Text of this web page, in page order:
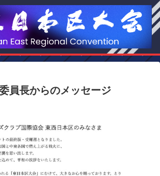
員長からのメッセージ